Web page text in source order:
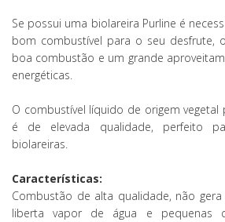
Se possui uma biolareira Purline é
bom combustível para o seu desfrute,
boa combustão e um grande
energéticas.
O combustível líquido de origem vegetal
é de elevada qualidade, perfeito
biolareiras.
Características:
Combustão de alta qualidade, não
liberta vapor de água e pequenas